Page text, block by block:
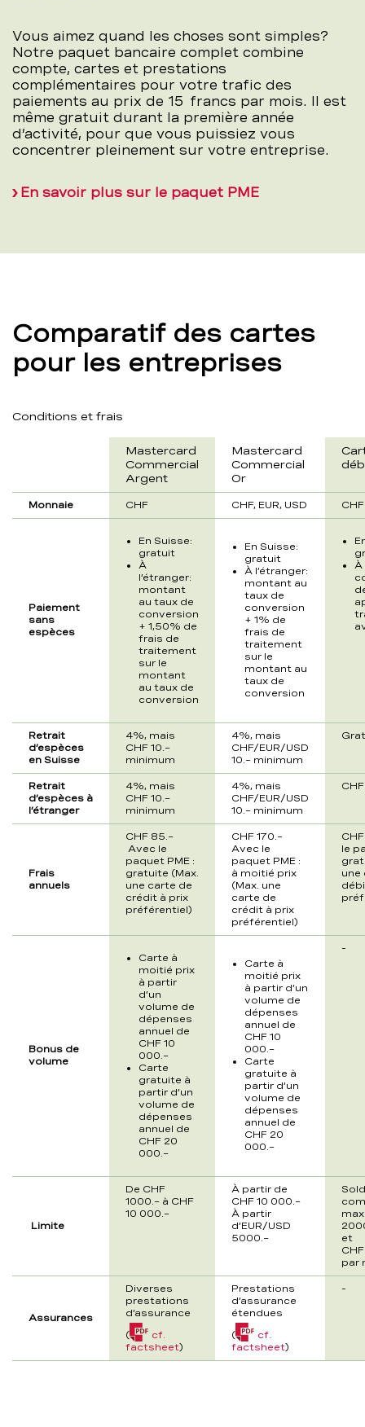
Vous aimez quand les choses sont simples?
Notre paquet bancaire complet combine
compte, cartes et prestations
complémentaires pour votre trafic des
paiements au prix de 15 francs par mois. Il est
même gratuit durant la première année
d’activité, pour que vous puissiez vous
concentrer pleinement sur votre entreprise.
En savoir plus sur le paquet PME
Comparatif des cartes
pour les entreprises
Conditions et frais
Mastercard
Commercial
Argent
Mastercard
Commercial
Or
Monnaie CHF CHF, EUR, USD
Paiement
sans
espèces
En Suisse:
gratuit
À
l’étranger:
montant
au taux de
conversion
+ 1,50% de
frais de
traitement
sur le
montant
au taux de
conversion
En Suisse:
gratuit
À l’étranger:
montant au
taux de
conversion
+ 1% de
frais de
traitement
sur le
montant au
taux de
conversion
À
Retrait
d’espèces
en Suisse
4%, mais
CHF 10.–
minimum
4%, mais
CHF/EUR/USD
10.– minimum
Retrait
d’espèces à
l’étranger
4%, mais
CHF 10.–
minimum
4%, mais
CHF/EUR/USD
10.– minimum
Frais
annuels
CHF 85.–
Avec le
paquet PME :
gratuite (Max.
une carte de
crédit à prix
préférentiel)
CHF 170.–
Avec le
paquet PME :
à moitié prix
(Max. une
carte de
crédit à prix
préférentiel)
le
une
Bonus de
volume
Carte à
moitié prix
à partir
d’un
volume de
dépenses
annuel de
CHF 10
000.–
Carte
gratuite à
partir d’un
volume de
dépenses
annuel de
CHF 20
000.–
Carte à
moitié prix
à partir d’un
volume de
dépenses
annuel de
CHF 10
000.–
Carte
gratuite à
partir d’un
volume de
dépenses
annuel de
CHF 20
000.–
-
Limite
De CHF
1000.– à CHF
10 000.–
À partir de
CHF 10 000.–
À partir
d’EUR/USD
5000.–
et
par
Assurances
Diverses
prestations
d’assurance
(
cf.
factsheet(PDF,
283,5
)
Prestations
d’assurance
étendues
(
cf.
factsheet(PDF,
214,3
)
-